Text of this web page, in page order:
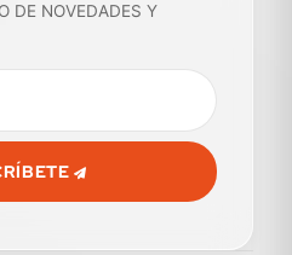
DE NOVEDADES Y